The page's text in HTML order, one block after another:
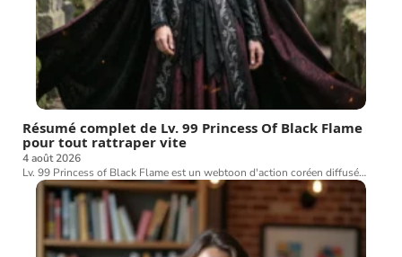
Résumé complet de Lv. 99 Princess Of Black Flame
pour tout rattraper vite
4 août 2026
Lv. 99 Princess of Black Flame est un webtoon d'action coréen diffusé…